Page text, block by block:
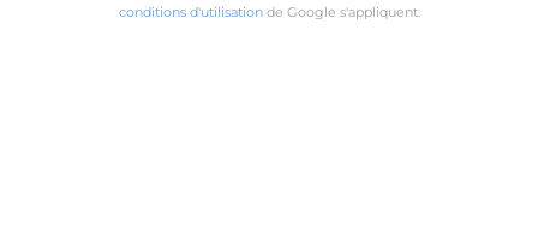
conditions d'utilisationde Google s'appliquent.